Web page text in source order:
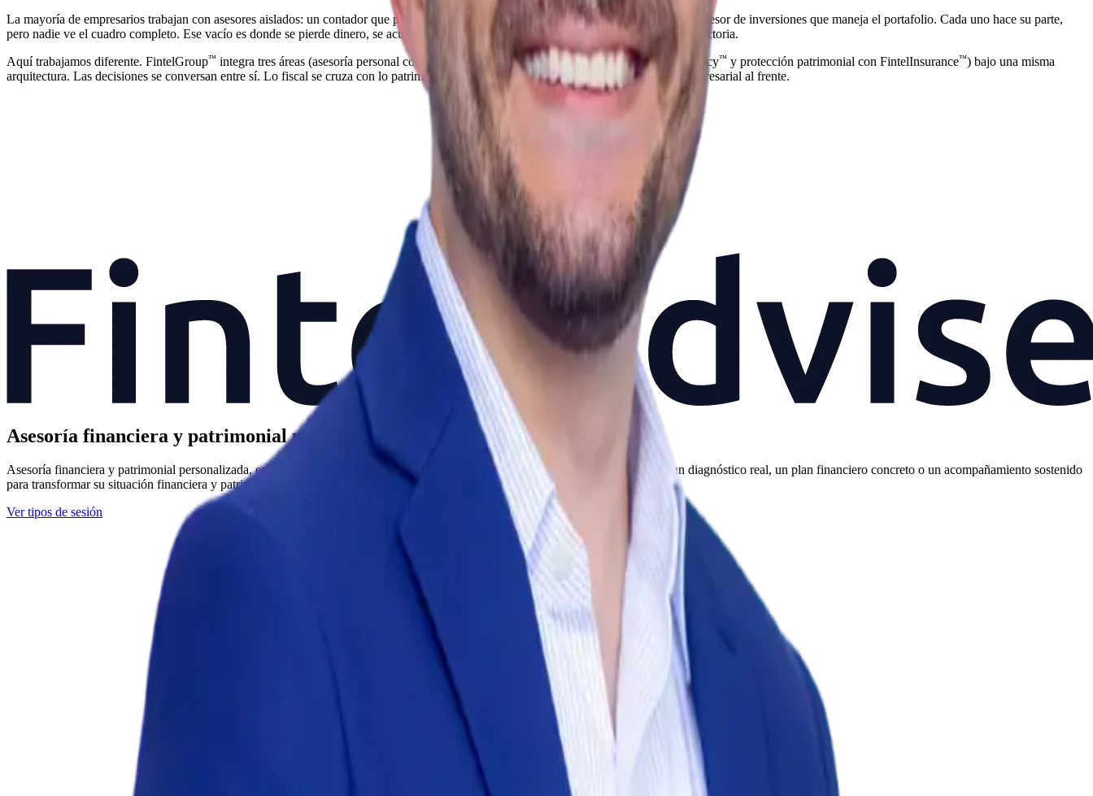
La mayoría de empresarios trabajan con asesores aislados: un contador que prepara taxes, un agente de seguros que vende pólizas y un asesor de inversiones que maneja el portafolio. Cada uno hace su parte,
pero nadie ve el cuadro completo. Ese vacío es donde se pierde dinero, se acumula riesgo y se posterga la decisión que cambiaría la trayectoria.
Aquí trabajamos diferente. FintelGroup™ integra tres áreas (asesoría personal con FintelAdvisers , estrategia empresarial con FintelAgency™ y protección patrimonial con FintelInsurance™) bajo una misma
arquitectura. Las decisiones se conversan entre sí. Lo fiscal se cruza con lo patrimonial. La protección se diseña con lo personal y lo empresarial al frente.
Asesoría financiera y patrimonial para empresarios.
Asesoría financiera y patrimonial personalizada, en sesiones 1-1 directamente conmigo. Para empresarios y familias que necesitan un diagnóstico real, un plan financiero concreto o un acompañamiento sostenido
para transformar su situación financiera y patrimonial.
Ver tipos de sesión